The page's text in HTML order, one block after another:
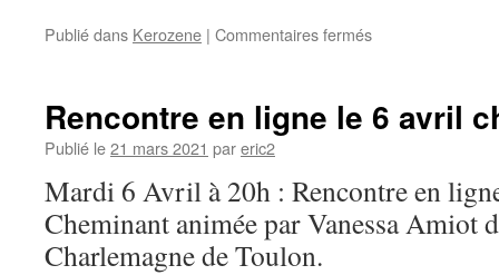
Publié dans Kerozene | Commentaires fermés
mot
couverture
Kerozene
Rencontre en ligne le 6 avril
Publié le21 mars 2021 pareric2
Mardi 6 Avril à 20h : Rencontre en
Cheminant animée par Vanessa Amiot
Charlemagne de Toulon.